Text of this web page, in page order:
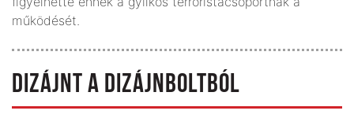
működését.
DIZÁJNT A DIZÁJNBOLTBÓL